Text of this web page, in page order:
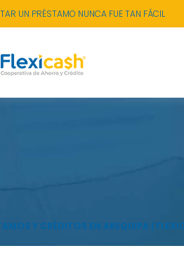
UN PRÉSTAMO NUNCA FUE TAN FÁCIL
Y CRÉDITOS EN AREQUIPA |